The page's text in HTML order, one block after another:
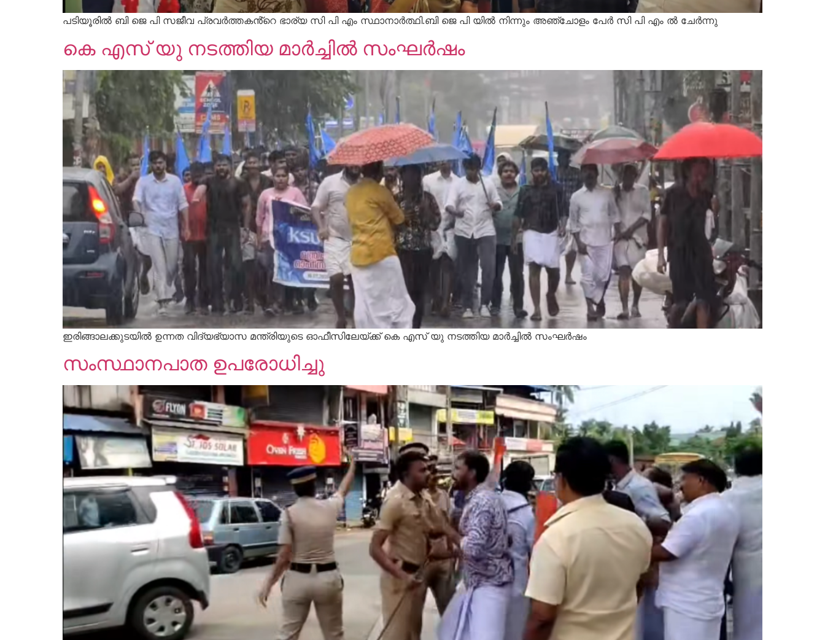
പടിയൂരിൽ ബി ജെ പി സജീവ പ്രവർത്തകൻ്റെ ഭാര്യ സി പി എം സ്ഥാനാർത്ഥി.ബി ജെ പി യിൽ നിന്നും അഞ്ചോളം പേർ സി പി എം ൽ ചേർന്നു
കെ എസ് യു നടത്തിയ മാര്‍ച്ചില്‍ സംഘര്‍ഷം
ഇരിങ്ങാലക്കുടയില്‍ ഉന്നത വിദ്യഭ്യാസ മന്ത്രിയുടെ ഓഫീസിലേയ്ക്ക് കെ എസ് യു നടത്തിയ മാര്‍ച്ചില്‍ സംഘര്‍ഷം
സംസ്ഥാനപാത ഉപരോധിച്ചു